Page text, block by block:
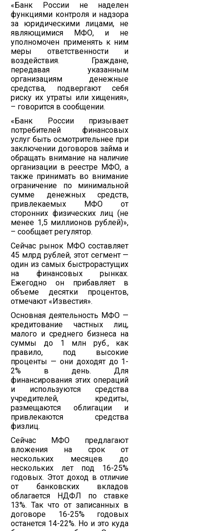
«Банк России не наделен
функциями контроля и надзора
за юридическими лицами, не
являющимися МФО, и не
уполномочен применять к ним
меры ответственности и
воздействия. Граждане,
передавая указанным
организациям денежные
средства, подвергают себя
риску их утраты или хищения»,
– говорится в сообщении.
«Банк России призывает
потребителей финансовых
услуг быть осмотрительнее при
заключении договоров займа и
обращать внимание на наличие
организации в реестре МФО, а
также принимать во внимание
ограничение по минимальной
сумме денежных средств,
привлекаемых МФО от
сторонних физических лиц (не
менее 1,5 миллионов рублей)»,
– сообщает регулятор.
Сейчас рынок МФО составляет
45 млрд рублей, этот сегмент —
один из самых быстрорастущих
на финансовых рынках.
Ежегодно он прибавляет в
объеме десятки процентов,
отмечают «Известия».
Основная деятельность МФО —
кредитование частных лиц,
малого и среднего бизнеса на
суммы до 1 млн руб., как
правило, под высокие
проценты — они доходят до 1-
2% в день. Для
финансирования этих операций
и используются средства
учредителей, кредиты,
размещаются облигации и
привлекаются средства
физлиц.
Сейчас МФО предлагают
вложения на срок от
нескольких месяцев до
нескольких лет под 16-25%
годовых. Этот доход в отличие
от банковских вкладов
облагается НДФЛ по ставке
13%. Так что от записанных в
договоре 16-25% годовых
останется 14-22%. Но и это куда